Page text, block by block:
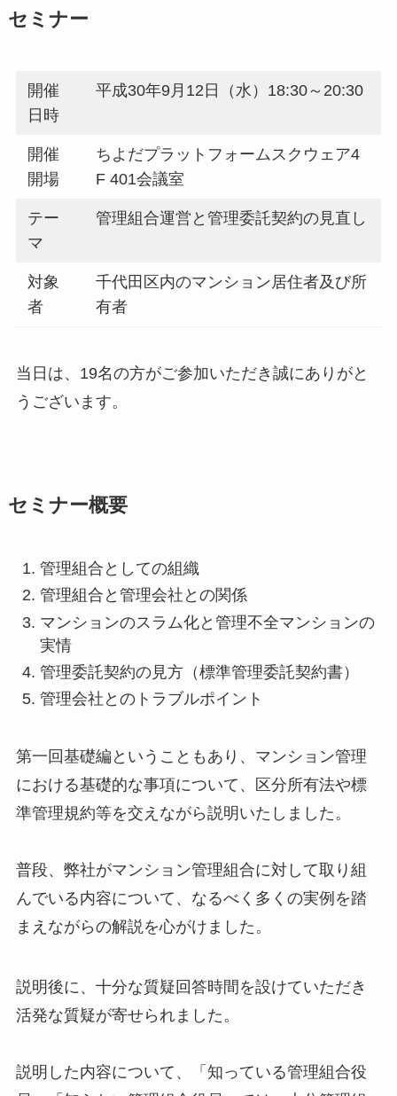
セミナー
開催
日時
​平成30年9月12日（水）18:30～20:30
開催
開場
​ちよだプラットフォームスクウェア4
F 401会議室
テー
マ
​管理組合運営と管理委託契約の見直し
対象
者
​千代田区内のマンション居住者及び所
有者
当日は、19名の方がご参加いただき誠にありがと
うございます。
セミナー概要
管理組合としての組織
管理組合と管理会社との関係
マンションのスラム化と管理不全マンションの
実情
管理委託契約の見方（標準管理委託契約書）
管理会社とのトラブルポイント
第一回基礎編ということもあり、マンション管理
における基礎的な事項について、区分所有法や標
準管理規約等を交えながら説明いたしました。
普段、弊社がマンション管理組合に対して取り組
んでいる内容について、なるべく多くの実例を踏
まえながらの解説を心がけました。
説明後に、十分な質疑回答時間を設けていただき
活発な質疑が寄せられました。
説明した内容について、「知っている管理組合役